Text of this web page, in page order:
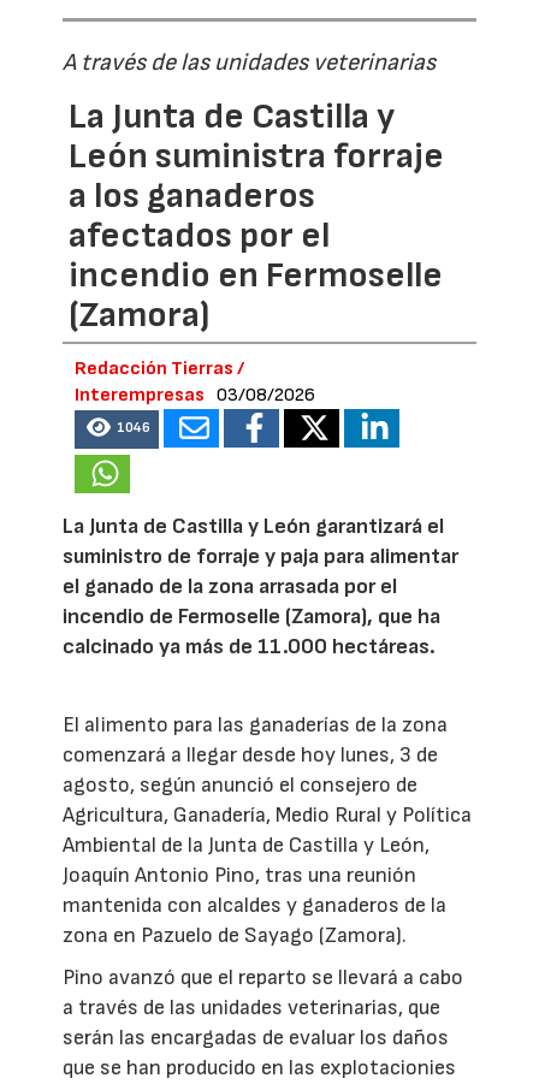
A través de las unidades veterinarias
La Junta de Castilla y
León suministra forraje
a los ganaderos
afectados por el
incendio en Fermoselle
(Zamora)
Redacción Tierras /
Interempresas
03/08/2026
1046
La Junta de Castilla y León garantizará el
suministro de forraje y paja para alimentar
el ganado de la zona arrasada por el
incendio de Fermoselle (Zamora), que ha
calcinado ya más de 11.000 hectáreas.
El alimento para las ganaderías de la zona
comenzará a llegar desde hoy lunes, 3 de
agosto, según anunció el consejero de
Agricultura, Ganadería, Medio Rural y Política
Ambiental de la Junta de Castilla y León,
Joaquín Antonio Pino, tras una reunión
mantenida con alcaldes y ganaderos de la
zona en Pazuelo de Sayago (Zamora).
Pino avanzó que el reparto se llevará a cabo
a través de las unidades veterinarias, que
serán las encargadas de evaluar los daños
que se han producido en las explotacionies